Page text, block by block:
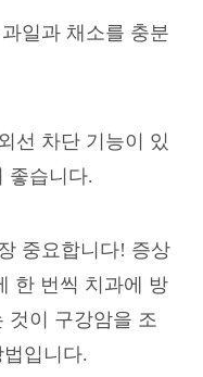
일과 채소를 충분
선 차단 기능이 있
좋습니다.
중요합니다! 증상
한 번씩 치과에 방
것이 구강암을 조
입니다.